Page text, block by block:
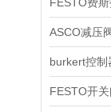
ASCO减压
FESTO开